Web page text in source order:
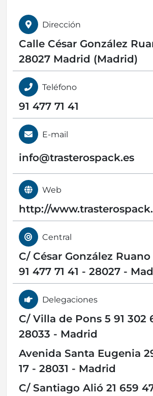
Dirección
Calle César González
28027 Madrid (Madrid)
Teléfono
91 477 71 41
E-mail
info@trasterospack.es
Web
http://
Central
C/ César González Ruano
91 477 71 41 - 28027 -
Delegaciones
C/ Villa de Pons 5 91 302
28033 - Madrid
Avenida Santa Eugenia
17 - 28031 - Madrid
C/ Santiago Alió 21 659